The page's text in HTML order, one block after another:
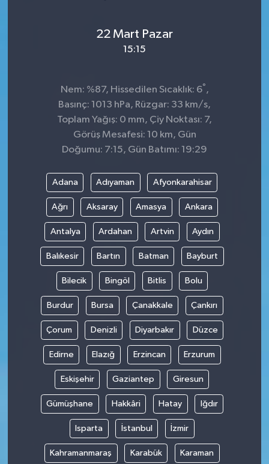
22 Mart Pazar
15:15
Nem: %87, Hissedilen Sıcaklık: 6° ,
Basınç: 1013 hPa, Rüzgar: 33 km/s,
Toplam Yağış: 0 mm, Çiy Noktası: 7,
Görüş Mesafesi: 10 km, Gün
Doğumu: 7:15, Gün Batımı: 19:29
Adana Adıyaman Afyonkarahisar
Ağrı Aksaray Amasya Ankara
Antalya Ardahan Artvin Aydın
Balıkesir Bartın Batman Bayburt
Bilecik Bingöl Bitlis Bolu
Burdur Bursa Çanakkale Çankırı
Çorum Denizli Diyarbakır Düzce
Edirne Elazığ Erzincan Erzurum
Eskişehir Gaziantep Giresun
Gümüşhane Hakkâri Hatay Iğdır
Isparta İstanbul İzmir
Kahramanmaraş Karabük Karaman